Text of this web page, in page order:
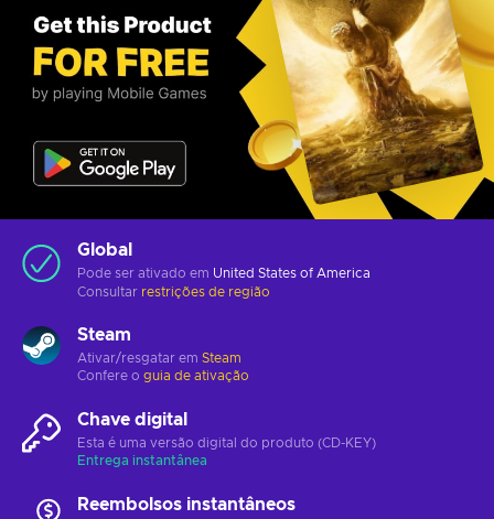
Global
Pode ser ativado em United States of America
Consultar restrições de região
Steam
Ativar/resgatar em Steam
Confere o guia de ativação
Chave digital
Esta é uma versão digital do produto (CD-KEY)
Entrega instantânea
Reembolsos instantâneos